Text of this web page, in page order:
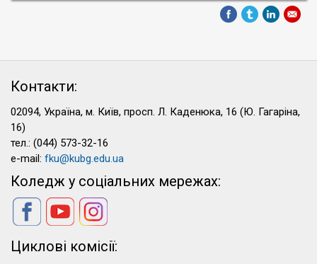
Контакти:
02094, Україна, м. Київ, просп. Л. Каденюка, 16 (Ю. Гагаріна,
16)
тел.: (044) 573-32-16
e-mail: fku@kubg.edu.ua
Коледж у соціальних мережах:
Циклові комісії: